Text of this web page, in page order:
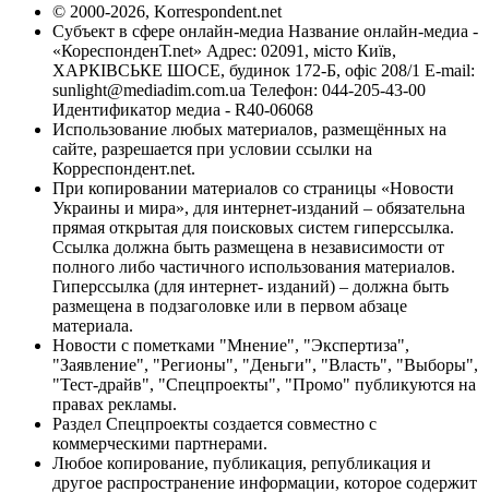
© 2000-2026, Korrespondent.net
Субъект в сфере онлайн-медиа Название онлайн-медиа -
«КореспонденТ.net» Адрес: 02091, місто Київ,
ХАРКІВСЬКЕ ШОСЕ, будинок 172-Б, офіс 208/1 E-mail:
sunlight@mediadim.com.ua Телефон: 044-205-43-00
Идентификатор медиа - R40-06068
Использование любых материалов, размещённых на
сайте, разрешается при условии ссылки на
Корреспондент.net.
При копировании материалов со страницы «Новости
Украины и мира», для интернет-изданий – обязательна
прямая открытая для поисковых систем гиперссылка.
Ссылка должна быть размещена в независимости от
полного либо частичного использования материалов.
Гиперссылка (для интернет- изданий) – должна быть
размещена в подзаголовке или в первом абзаце
материала.
Новости с пометками "Мнение", "Экспертиза",
"Заявление", "Регионы", "Деньги", "Власть", "Выборы",
"Тест-драйв", "Спецпроекты", "Промо" публикуются на
правах рекламы.
Раздел Спецпроекты создается совместно с
коммерческими партнерами.
Любое копирование, публикация, републикация и
другое распространение информации, которое содержит